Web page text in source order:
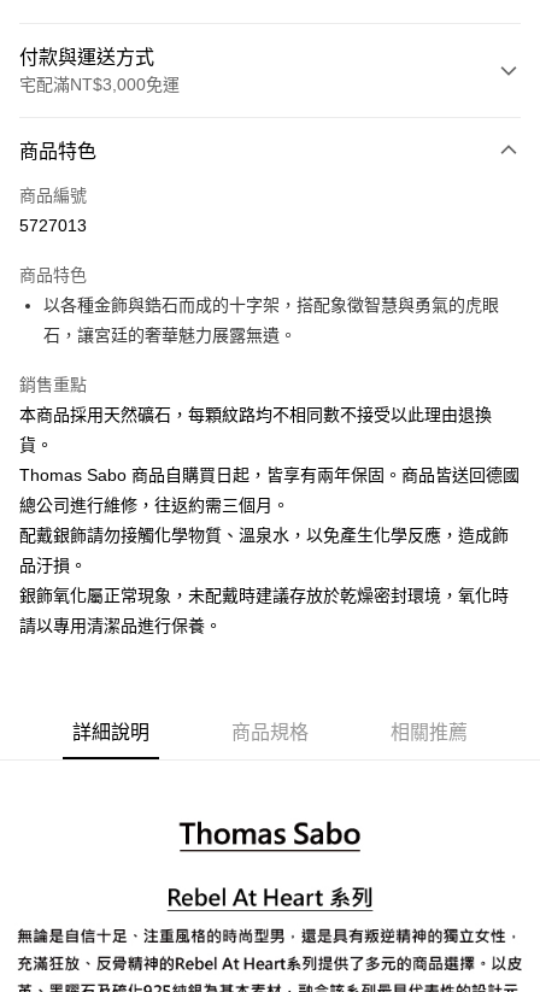
付款與運送方式
宅配滿NT$3,000免運
信用卡一次付款
Apple Pay
悠遊付
ATM付款
運送方式
黑貓宅急便
每筆NT$100，滿NT$3,000(含以上)免運費
商品特色
商品編號
5727013
商品特色
以各種金飾與鋯石而成的十字架，搭配象徵智慧與勇氣的虎眼
石，讓宮廷的奢華魅力展露無遺。
銷售重點
本商品採用天然礦石，每顆紋路均不相同數不接受以此理由退換
貨。
Thomas Sabo 商品自購買日起，皆享有兩年保固。商品皆送回德國
總公司進行維修，往返約需三個月。
配戴銀飾請勿接觸化學物質、溫泉水，以免產生化學反應，造成飾
品汙損。
銀飾氧化屬正常現象，未配戴時建議存放於乾燥密封環境，氧化時
請以專用清潔品進行保養。
詳細說明 商品規格 相關推薦